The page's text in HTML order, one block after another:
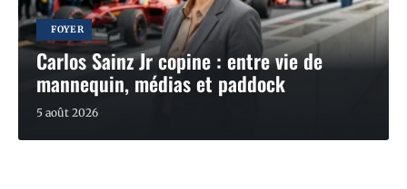
FOYER
Carlos Sainz Jr copine : entre vie de
mannequin, médias et paddock
5 août 2026